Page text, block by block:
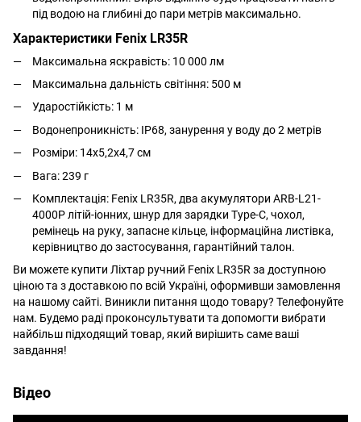
під водою на глибині до пари метрів максимально.
Характеристики Fenix LR35R
Максимальна яскравість: 10 000 лм
Максимальна дальність світіння: 500 м
Ударостійкість: 1 м
Водонепроникність: IP68, занурення у воду до 2 метрів
Розміри: 14х5,2х4,7 см
Вага: 239 г
Комплектація: Fenix LR35R, два акумулятори ARB-L21-
4000P літій-іонних, шнур для зарядки Type-C, чохол,
ремінець на руку, запасне кільце, інформаційна листівка,
керівництво до застосування, гарантійний талон.
Ви можете купити Ліхтар ручний Fenix LR35R за доступною
ціною та з доставкою по всій Україні, оформивши замовлення
на нашому сайті. Виникли питання щодо товару? Телефонуйте
нам. Будемо раді проконсультувати та допомогти вибрати
найбільш підходящий товар, який вирішить саме ваші
завдання!
Відео